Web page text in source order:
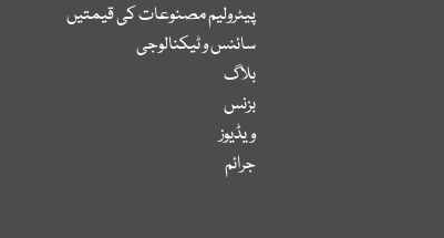
پیٹرولیم مصنوعات کی قیمتیں
سائنس و ٹیکنالوجی
بلاگ
بزنس
ویڈیوز
جرائم